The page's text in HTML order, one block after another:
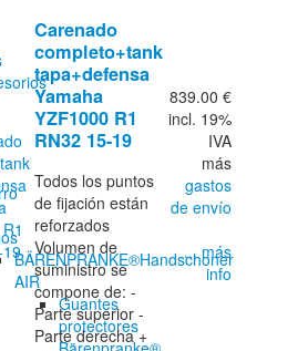
BÄRENPRANKE®Handschoner
AIR
Guantes
protectores
Carenado
completo+tank
tapa+defensa
Yamaha
YZF1000 R1
RN32 15-19
Todos los puntos
de fijación están
reforzados
Volumen de
suministro se
compone de: -
Parte superior -
Parte derecha +
839.00 €
incl. 19%
IVA
más
gastos
de envío
... más
info